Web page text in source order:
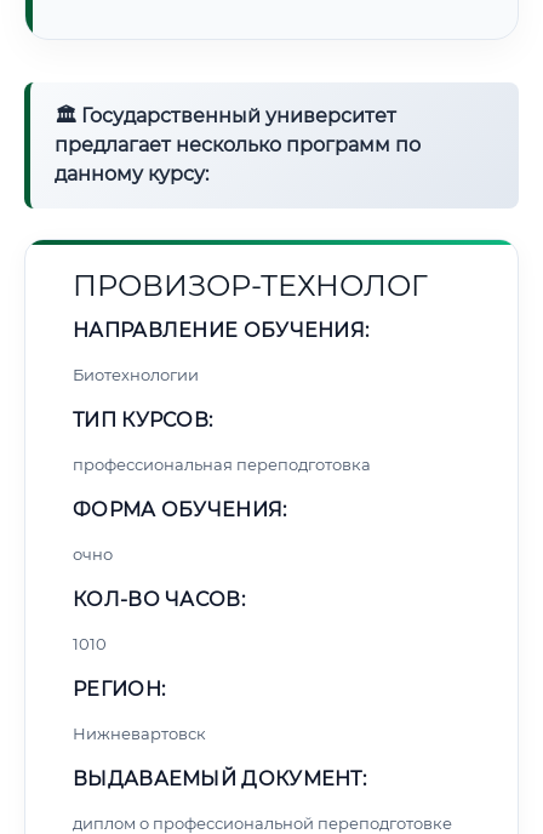
🏛 Государственный университет
предлагает несколько программ по
данному курсу:
ПРОВИЗОР-ТЕХНОЛОГ
НАПРАВЛЕНИЕ ОБУЧЕНИЯ:
Биотехнологии
ТИП КУРСОВ:
профессиональная переподготовка
ФОРМА ОБУЧЕНИЯ:
очно
КОЛ-ВО ЧАСОВ:
1010
РЕГИОН:
Нижневартовск
ВЫДАВАЕМЫЙ ДОКУМЕНТ:
диплом о профессиональной переподготовке